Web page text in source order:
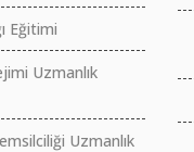
Eğitimi
Uzmanlık
Uzmanlık